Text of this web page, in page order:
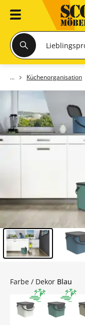
Küchenorganisation
Farbe / Dekor Blau